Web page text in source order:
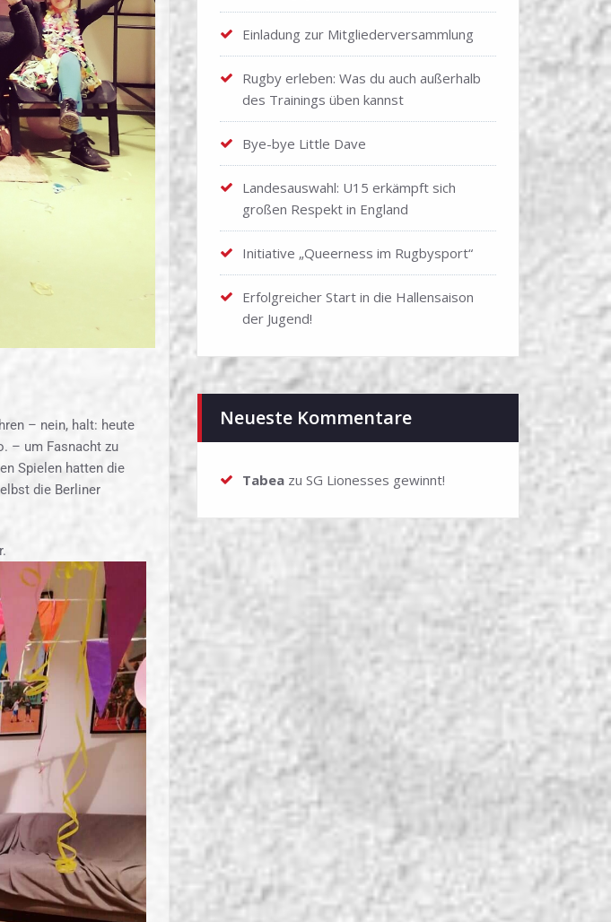
– nein, halt: heute
– um Fasnacht zu
Spielen hatten die
die Berliner
Einladung zur Mitgliederversammlung
Rugby erleben: Was du auch außerhalb
des Trainings üben kannst
Bye-bye Little Dave
Landesauswahl: U15 erkämpft sich
großen Respekt in England
Initiative „Queerness im Rugbysport“
Erfolgreicher Start in die Hallensaison
der Jugend!
Neueste Kommentare
Tabea zu SG Lionesses gewinnt!